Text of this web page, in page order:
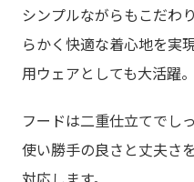
シンプルながらもこだわ
らかく快適な着心地を実
用ウェアとしても大活躍。
フードは二重仕立てでし
使い勝手の良さと丈夫さ